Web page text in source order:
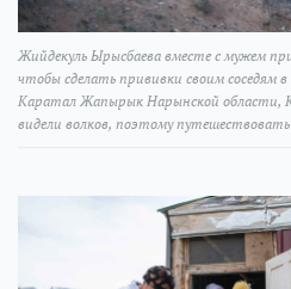
Жийдекуль Ырысбаева вместе с мужем
чтобы сделать прививки своим соседям
Каратал Жапырык Нарынской области,
видели волков, поэтому путешествовать